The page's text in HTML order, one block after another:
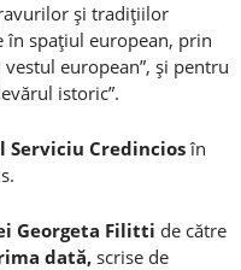
şi tradiţiilor
în spaţiul european, prin
european”, şi pentru
istoric”.
Credinciosîn
Georgeta Filitti de către
dată, scrise de